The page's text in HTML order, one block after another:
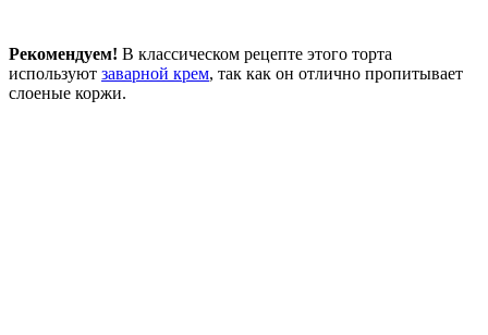
Рекомендуем! В классическом рецепте этого торта
используют заварной крем, так как он отлично пропитывает
слоеные коржи.